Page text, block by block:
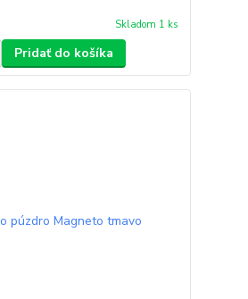
Skladom 1 ks
Pridať do košíka